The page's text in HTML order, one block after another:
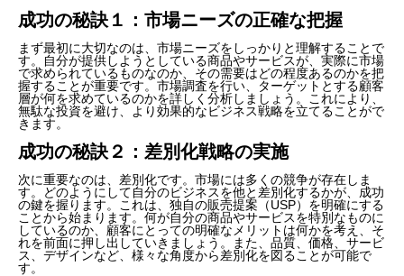
成功の秘訣１：市場ニーズの正確な把握
まず最初に大切なのは、市場ニーズをしっかりと理解することで
す。自分が提供しようとしている商品やサービスが、実際に市場
で求められているものなのか、その需要はどの程度あるのかを把
握することが重要です。市場調査を行い、ターゲットとする顧客
層が何を求めているのかを詳しく分析しましょう。これにより、
無駄な投資を避け、より効果的なビジネス戦略を立てることがで
きます。
成功の秘訣２：差別化戦略の実施
次に重要なのは、差別化です。市場には多くの競争が存在しま
す。どのようにして自分のビジネスを他と差別化するかが、成功
の鍵を握ります。これは、独自の販売提案（USP）を明確にする
ことから始まります。何が自分の商品やサービスを特別なものに
しているのか、顧客にとっての明確なメリットは何かを考え、そ
れを前面に押し出していきましょう。また、品質、価格、サービ
ス、デザインなど、様々な角度から差別化を図ることが可能で
す。